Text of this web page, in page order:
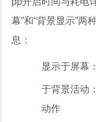
幕”和“背景显示”两
息：
显示于屏幕
于背景活动
动作